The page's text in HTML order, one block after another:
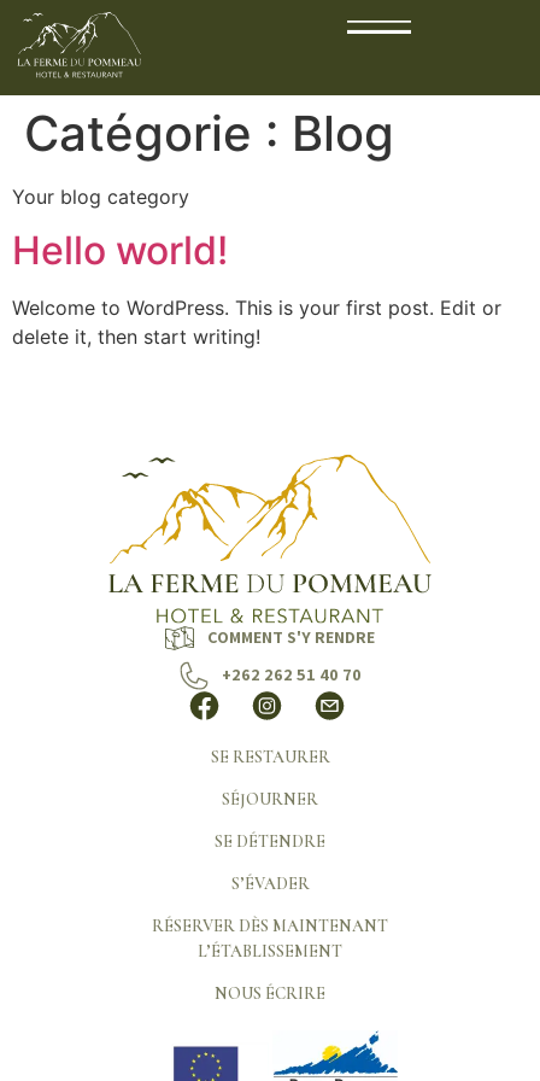
Catégorie : Blog
Your blog category
Hello world!
Welcome to WordPress. This is your first post. Edit or
delete it, then start writing!
COMMENT S'Y RENDRE
+262 262 51 40 70
SE RESTAURER
SÉJOURNER
SE DÉTENDRE
S’ÉVADER
RÉSERVER DÈS MAINTENANT
L’ÉTABLISSEMENT
NOUS ÉCRIRE